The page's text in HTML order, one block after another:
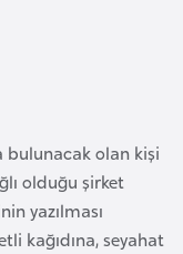
bulunacak olan kişi
olduğu şirket
yazılması
kağıdına, seyahat